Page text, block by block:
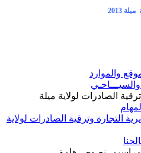
2013
والموارد
والسيـــاحـي
الصادرات لولاية ميلة
التجارة وترقية الصادرات لولاية